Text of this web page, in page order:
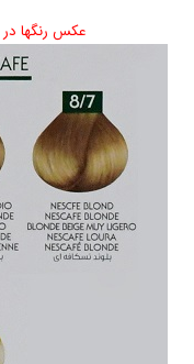
عکس رنگها در